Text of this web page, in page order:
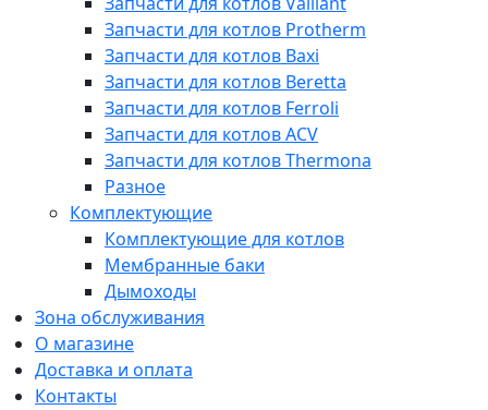
Запчасти для котлов Protherm
Запчасти для котлов Baxi
Запчасти для котлов Beretta
Запчасти для котлов Ferroli
Запчасти для котлов ACV
Запчасти для котлов Thermona
Разное
Комплектующие
Комплектующие для котлов
Мембранные баки
Дымоходы
Зона обслуживания
О магазине
Доставка и оплата
Контакты